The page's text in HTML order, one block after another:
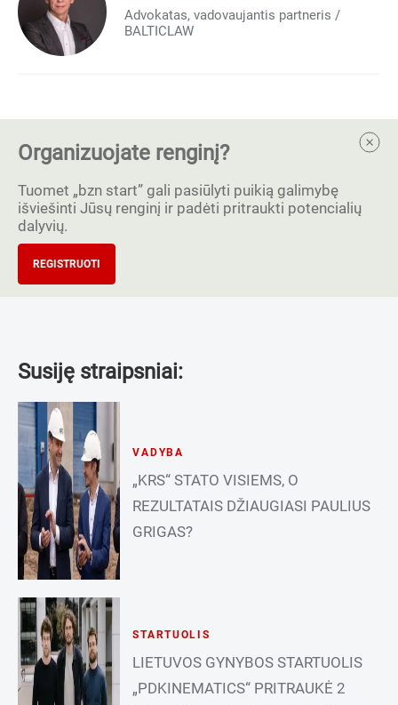
Advokatas, vadovaujantis partneris /
BALTICLAW
Organizuojate renginį?
Tuomet „bzn start” gali pasiūlyti puikią galimybę
išviešinti Jūsų renginį ir padėti pritraukti potencialių
dalyvių.
REGISTRUOTI
Susiję straipsniai:
VADYBA
„KRS“ STATO VISIEMS, O
REZULTATAIS DŽIAUGIASI PAULIUS
GRIGAS?
STARTUOLIS
LIETUVOS GYNYBOS STARTUOLIS
„PDKINEMATICS“ PRITRAUKĖ 2